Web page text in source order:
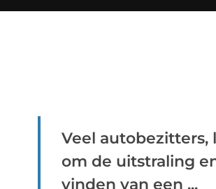
Veel
om de uitstraling
vinden van een ...